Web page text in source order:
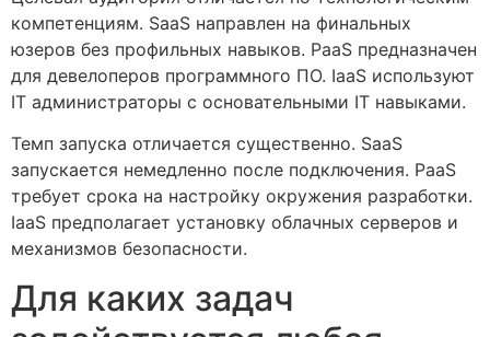
компетенциям. SaaS направлен на финальных
юзеров без профильных навыков. PaaS предназначен
для девелоперов программного ПО. IaaS используют
IT администраторы с основательными IT навыками.
Темп запуска отличается существенно. SaaS
запускается немедленно после подключения. PaaS
требует срока на настройку окружения разработки.
IaaS предполагает установку облачных серверов и
механизмов безопасности.
Для каких задач